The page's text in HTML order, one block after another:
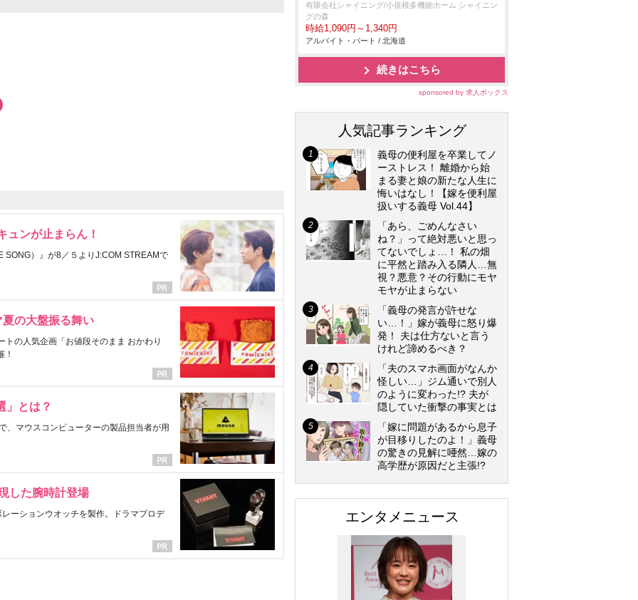
ュンが止まらん！
SONG）』が8／５よりJ:COM STREAMで
の大盤振る舞い
の人気企画「お値段そのまま おかわり
！
」とは？
、マウスコンピューターの製品担当者が用
した腕時計登場
ーションウオッチを製作。ドラマプロデ
有限会社シャイニング/小規模多機能ホーム シャイニン
グの森
時給1,090円～1,340円
アルバイト・パート / 北海道
続きはこちら
sponsored by 求人ボックス
人気記事ランキング
義母の便利屋を卒業してノ
ーストレス！ 離婚から始
まる妻と娘の新たな人生に
悔いはなし！【嫁を便利屋
扱いする義母 Vol.44】
「あら、ごめんなさい
ね？」って絶対悪いと思っ
てないでしょ…！ 私の畑
に平然と踏み入る隣人…無
視？悪意？その行動にモヤ
モヤが止まらない
「義母の発言が許せな
い…！」嫁が義母に怒り爆
発！ 夫は仕方ないと言う
けれど諦めるべき？
「夫のスマホ画面がなんか
怪しい…」ジム通いで別人
のように変わった!? 夫が
隠していた衝撃の事実とは
「嫁に問題があるから息子
が目移りしたのよ！」義母
の驚きの見解に唖然…嫁の
高学歴が原因だと主張!?
エンタメニュース